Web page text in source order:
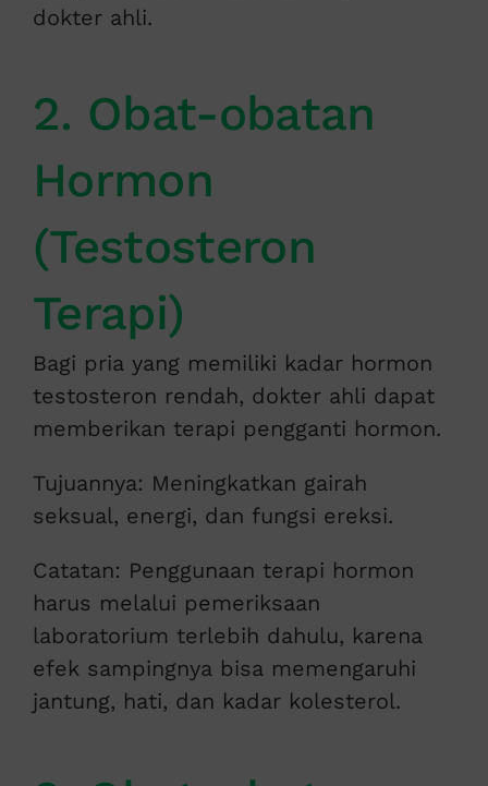
dokter ahli.
2. Obat-obatan
Hormon
(Testosteron
Terapi)
Bagi pria yang memiliki kadar hormon
testosteron rendah, dokter ahli dapat
memberikan terapi pengganti hormon.
Tujuannya: Meningkatkan gairah
seksual, energi, dan fungsi ereksi.
Catatan: Penggunaan terapi hormon
harus melalui pemeriksaan
laboratorium terlebih dahulu, karena
efek sampingnya bisa memengaruhi
jantung, hati, dan kadar kolesterol.